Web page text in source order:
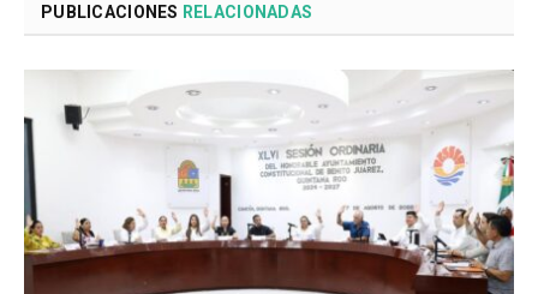
PUBLICACIONES RELACIONADAS